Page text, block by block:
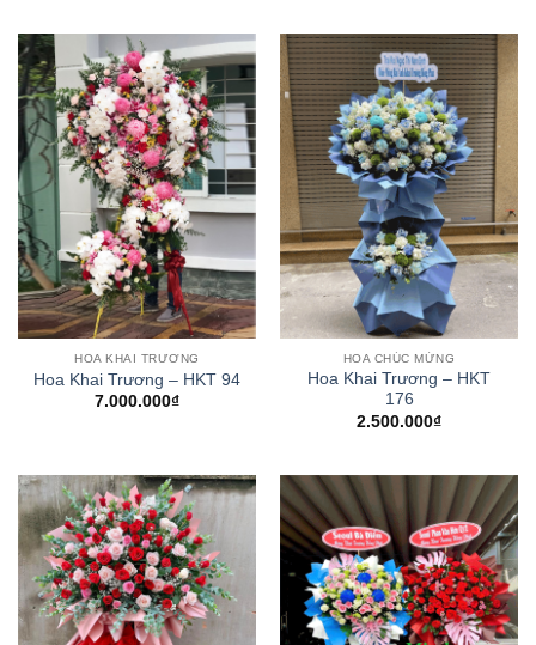
HOA KHAI TRƯƠNG
Hoa Khai Trương – HKT 94
7.000.000₫
HOA CHÚC MỪNG
Hoa Khai Trương – HKT
176
2.500.000₫